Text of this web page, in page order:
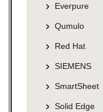
Everpure
Qumulo
Red Hat
SIEMENS
SmartSheet
Solid Edge